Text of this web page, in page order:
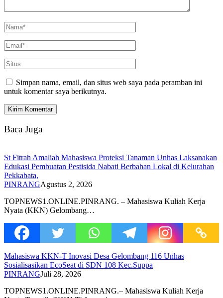
Simpan nama, email, dan situs web saya pada peramban ini
untuk komentar saya berikutnya.
Baca Juga
St Fitrah Amaliah Mahasiswa Proteksi Tanaman Unhas Laksanakan
Edukasi Pembuatan Pestisida Nabati Berbahan Lokal di Kelurahan
Pekkabata,
PINRANGAgustus 2, 2026
TOPNEWS1.ONLINE.PINRANG. – Mahasiswa Kuliah Kerja
Nyata (KKN) Gelombang…
Mahasiswa KKN-T Inovasi Desa Gelombang 116 Unhas
Sosialisasikan EcoSeat di SDN 108 Kec.Suppa
PINRANGJuli 28, 2026
TOPNEWS1.ONLINE.PINRANG.– Mahasiswa Kuliah Kerja